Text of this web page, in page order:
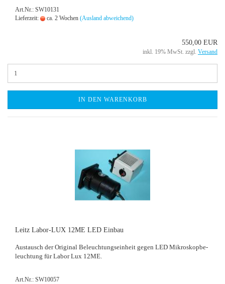
Art.Nr.: SW10131
Lieferzeit:
ca. 2 Wochen (Ausland abweichend)
550,00 EUR
inkl. 19% MwSt. zzgl. Versand
IN DEN WARENKORB
Leitz Labor-​​LUX 12ME LED Ein­bau
Aus­tausch der Ori­gi­nal Be­leuch­tungs­ein­heit gegen LED Mi­kro­skop­be­
leuch­tung für Labor Lux 12ME.
Art.Nr.: SW10057